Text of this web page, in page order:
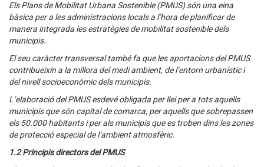
Els Plans de Mobilitat Urbana Sostenible (PMUS) són una eina
bàsica per a les administracions locals a l’hora de planificar de
manera integrada les estratègies de mobilitat sostenible dels
municipis.
El seu caràcter transversal també fa que les aportacions del PMUS
contribueixin a la millora del medi ambient, de l’entorn urbanístic i
del nivell socioeconòmic dels municipis.
L’elaboració del PMUS esdevé obligada per llei per a tots aquells
municipis que són capital de comarca, per aquells que sobrepassen
els 50.000 habitants i per als municipis que es troben dins les zones
de protecció especial de l’ambient atmosfèric.
1.2 Principis directors del PMUS